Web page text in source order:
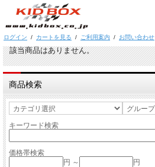
ログイン / カートを見る / ご利用案内 / お問い合わせ
該当商品はありません。
商品検索
キーワード検索
価格帯検索
円 ～
円